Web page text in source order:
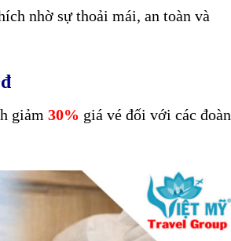
nhờ sự thoải mái, an toàn và
giảm 30% giá vé đối với các đoàn